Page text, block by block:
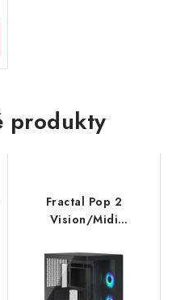
produkty
Fractal Pop 2
Vision/Midi
Čierna FD-C-POV2A-02
Fractal Design